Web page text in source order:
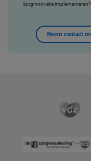
zorginnovatie
Neem contact